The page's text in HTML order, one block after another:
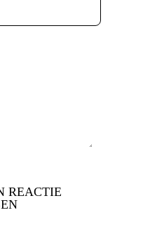
REACTIE